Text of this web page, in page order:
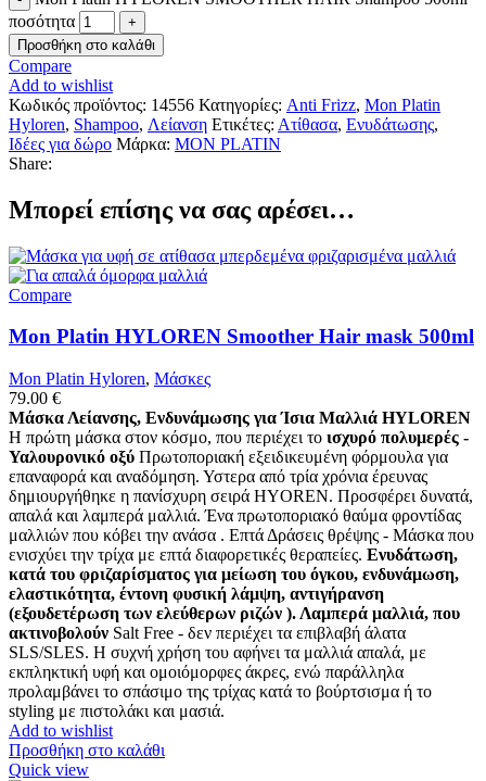
ποσότητα
Προσθήκη στο καλάθι
Compare
Add to wishlist
Κωδικός προϊόντος: 14556 Κατηγορίες: Anti Frizz, Mon Platin
Hyloren, Shampoo, Λείανση Ετικέτες: Ατίθασα, Ενυδάτωσης,
Ιδέες για δώρο Μάρκα: MON PLATIN
Share:
Μπορεί επίσης να σας αρέσει…
Compare
Mon Platin HYLOREN Smoother Hair mask 500ml
Mon Platin Hyloren, Μάσκες
79.00 €
Μάσκα Λείανσης, Ενδυνάμωσης για Ίσια Μαλλιά HYLOREN
Η πρώτη μάσκα στον κόσμο, που περιέχει το ισχυρό πολυμερές -
Υαλουρονικό οξύ Πρωτοποριακή εξειδικευμένη φόρμουλα για
επαναφορά και αναδόμηση. Υστερα από τρία χρόνια έρευνας
δημιουργήθηκε η πανίσχυρη σειρά HYOREN. Προσφέρει δυνατά,
απαλά και λαμπερά μαλλιά. Ένα πρωτοποριακό θαύμα φροντίδας
μαλλιών που κόβει την ανάσα . Επτά Δράσεις θρέψης - Μάσκα που
ενισχύει την τρίχα με επτά διαφορετικές θεραπείες. Ενυδάτωση,
κατά του φριζαρίσματος για μείωση του όγκου, ενδυνάμωση,
ελαστικότητα, έντονη φυσική λάμψη, αντιγήρανση
(εξουδετέρωση των ελεύθερων ριζών ). Λαμπερά μαλλιά, που
ακτινοβολούν Salt Free - δεν περιέχει τα επιβλαβή άλατα
SLS/SLES. Η συχνή χρήση του αφήνει τα μαλλιά απαλά, με
εκπληκτική υφή και ομοιόμορφες άκρες, ενώ παράλληλα
προλαμβάνει το σπάσιμο της τρίχας κατά το βούρτσισμα ή το
styling με πιστολάκι και μασιά.
Add to wishlist
Προσθήκη στο καλάθι
Quick view